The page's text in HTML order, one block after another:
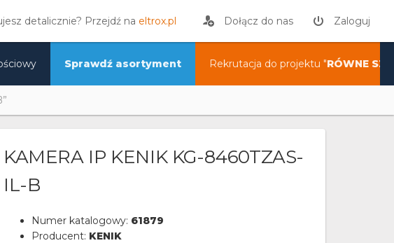
detalicznie? Przejdź na eltrox.pl Dołącz do nas Zaloguj
Sprawdź asortyment Rekrutacja do projektu "RÓWNE
KAMERA IP KENIK KG-8460TZAS-
IL-B
Numer katalogowy: 61879
Producent: KENIK